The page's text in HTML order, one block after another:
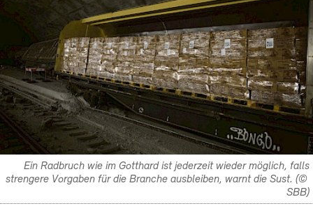
Ein Radbruch wie im Gotthard ist jederzeit wieder möglich, falls
strengere Vorgaben für die Branche ausbleiben, warnt die Sust. (©
SBB)